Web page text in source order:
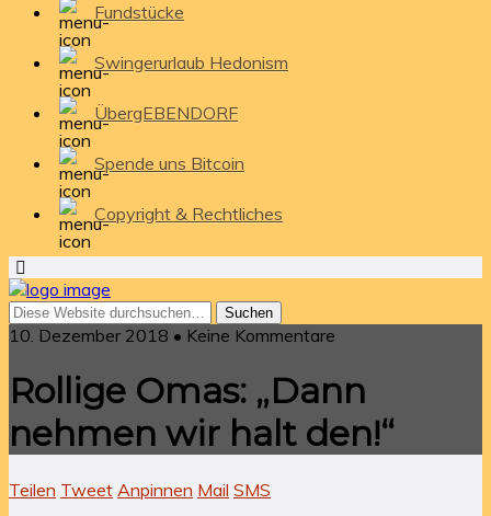
Fundstücke
Swingerurlaub Hedonism
ÜbergEBENDORF
Spende uns Bitcoin
Copyright & Rechtliches
10. Dezember 2018 • Keine Kommentare
Rollige Omas: „Dann
nehmen wir halt den!“
Teilen Tweet Anpinnen Mail SMS